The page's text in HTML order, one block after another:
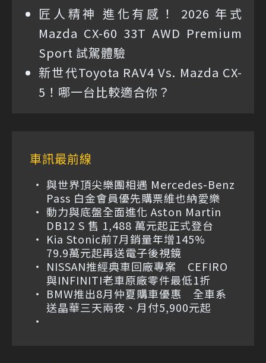
匠人精神 進化有感！ 2026 年式
Mazda CX-60 33T AWD Premium
Sport 試駕體驗
新世代Toyota RAV4 Vs. Mazda CX-
5！哪一台比較適合你？
車訊最前線
與世界頂尖樂團相遇 Mercedes-Benz
Pass 白金會員優先購票維也納愛樂
動力與底盤全面進化 Aston Martin
DB12 S 售 1,488 萬元起正式登台
Kia Stonic前7月銷量年增145%
79.9萬元起再送電子後視鏡
NISSAN推經典車回廠專案 CEFIRO
與INFINITI老車原廠零件最低1折
BMW推出8月仲夏購車優惠 全車系
送晶華三天兩夜、月付5,900元起